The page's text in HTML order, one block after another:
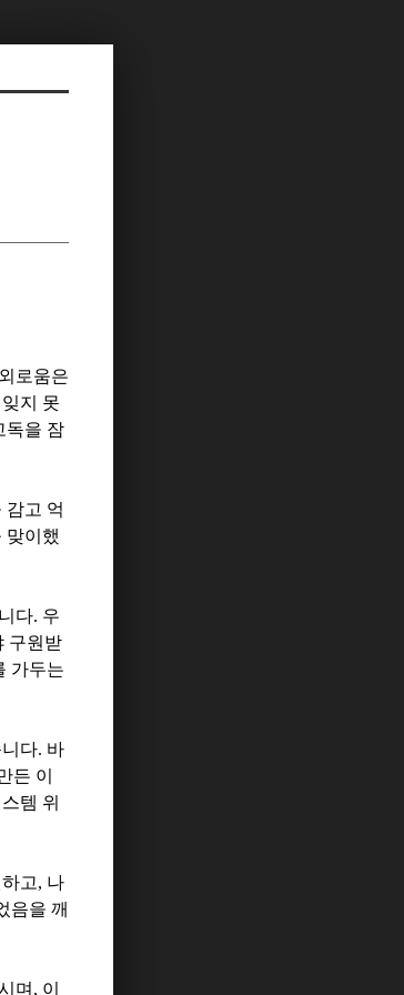
외로움은
지 못
독을 잠
감고 억
맞이했
다. 우
구원받
가두는
다. 바
든 이
템 위
고, 나
음을 깨
며 , 이